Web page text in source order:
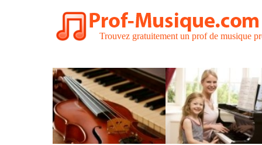
Trouvez gratuitement un prof de musique